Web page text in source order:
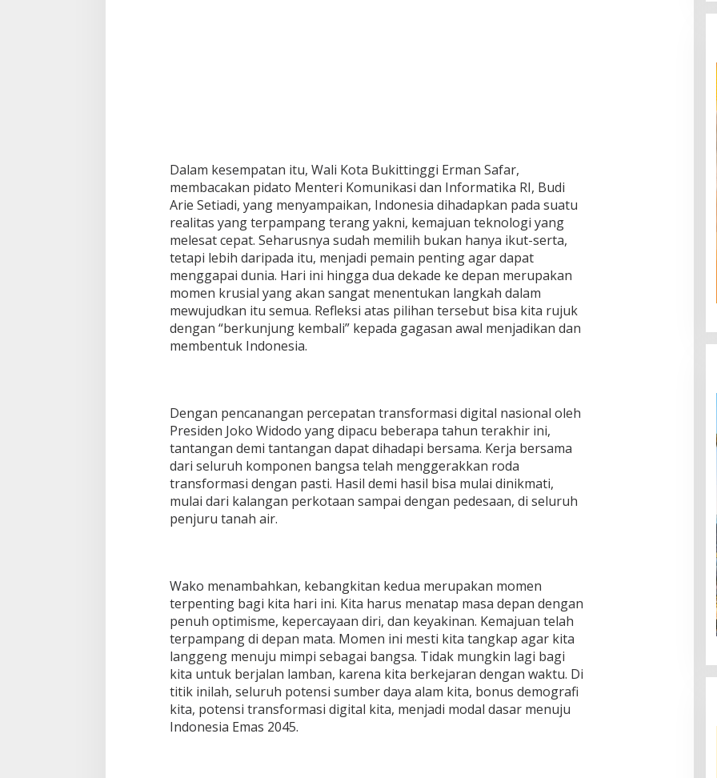
Dalam kesempatan itu, Wali Kota Bukittinggi Erman Safar,
membacakan pidato Menteri Komunikasi dan Informatika RI, Budi
Arie Setiadi, yang menyampaikan, Indonesia dihadapkan pada suatu
realitas yang terpampang terang yakni, kemajuan teknologi yang
melesat cepat. Seharusnya sudah memilih bukan hanya ikut-serta,
tetapi lebih daripada itu, menjadi pemain penting agar dapat
menggapai dunia. Hari ini hingga dua dekade ke depan merupakan
momen krusial yang akan sangat menentukan langkah dalam
mewujudkan itu semua. Refleksi atas pilihan tersebut bisa kita rujuk
dengan “berkunjung kembali” kepada gagasan awal menjadikan dan
membentuk Indonesia.
Dengan pencanangan percepatan transformasi digital nasional oleh
Presiden Joko Widodo yang dipacu beberapa tahun terakhir ini,
tantangan demi tantangan dapat dihadapi bersama. Kerja bersama
dari seluruh komponen bangsa telah menggerakkan roda
transformasi dengan pasti. Hasil demi hasil bisa mulai dinikmati,
mulai dari kalangan perkotaan sampai dengan pedesaan, di seluruh
penjuru tanah air.
Wako menambahkan, kebangkitan kedua merupakan momen
terpenting bagi kita hari ini. Kita harus menatap masa depan dengan
penuh optimisme, kepercayaan diri, dan keyakinan. Kemajuan telah
terpampang di depan mata. Momen ini mesti kita tangkap agar kita
langgeng menuju mimpi sebagai bangsa. Tidak mungkin lagi bagi
kita untuk berjalan lamban, karena kita berkejaran dengan waktu. Di
titik inilah, seluruh potensi sumber daya alam kita, bonus demografi
kita, potensi transformasi digital kita, menjadi modal dasar menuju
Indonesia Emas 2045.